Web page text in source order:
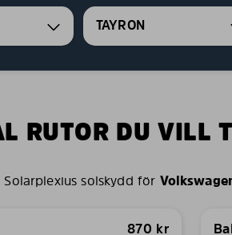
TAYRON
RUTOR DU VILL
solskydd för
870 kr